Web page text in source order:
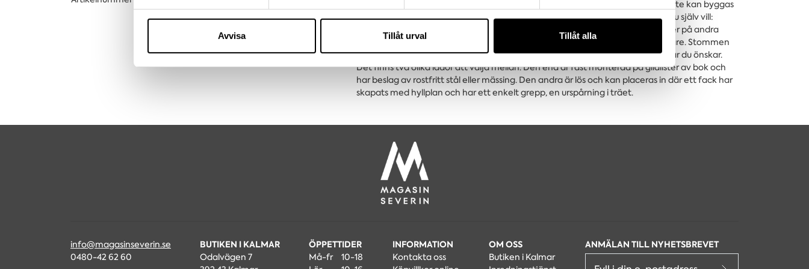
sociala medier och analysera vår trafik. Vi vidarebefordrar även sådana identifierare och annan information från din enhet
till de sociala medier och annons- och analysföretag som vi samarbetar med. Dessa kan i sin tur kombinera informationen
Avvisa Tillåt urval Tillåt alla
lever med i generationer. Detta är ett standardutförande men hela serien Klinte kan byggas
efter önskemål. Genom denna länk får de möjligheten att skapa Klinte som du själv vill:
https://config.gad.se/ Önskar du hjälp att skapa ett unikt utförande eller priser på andra
kombinationer tar du enkelt kontakt med någon av våra hjälpsamma rådgivare. Stommen
finns i fyra höjder och fem bredder. Lösa hyllplan kan placeras in i stommen där du önskar.
Det finns två olika lådor att välja mellan. Den ena är fast monterad på glidlister av bok och
har beslag av rostfritt stål eller mässing. Den andra är lös och kan placeras in där ett fack har
skapats med hyllplan och har ett enkelt grepp, en urspårning i träet.
BUTIKEN I KALMAR
Odalvägen 7
ÖPPETTIDER
Må-fr
10-18
INFORMATION
Kontakta oss
OM OSS
Butiken i Kalmar
info@magasinseverin.se
0480-42 62 60
ANMÄLAN TILL NYHETSBREVET